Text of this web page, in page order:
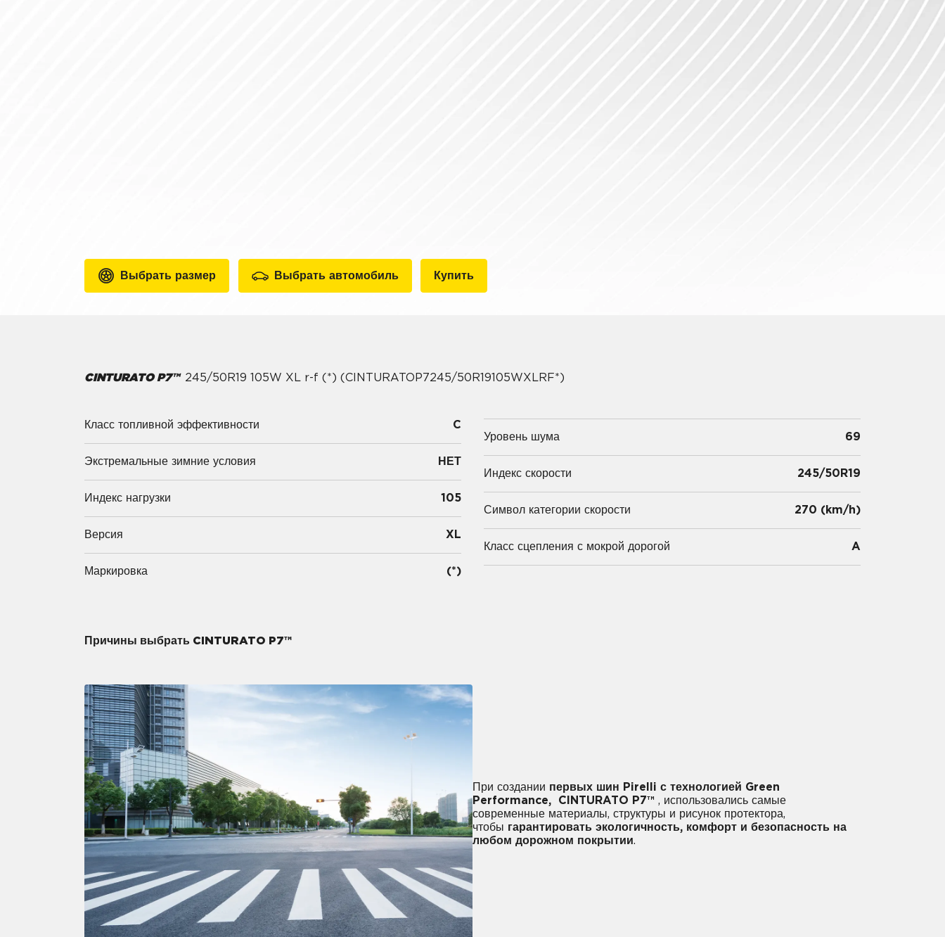
Выбрать размер Выбрать автомобиль Купить
CINTURATO P7™ 245/50R19 105W XL r-f (*) (CINTURATOP7245/50R19105WXLRF*)
Класс топливной эффективности C
Экстремальные зимние условия НЕТ
Индекс нагрузки 105
Версия XL
Маркировка (*)
Уровень шума 69
Индекс скорости 245/50R19
Символ категории скорости 270 (km/h)
Класс сцепления с мокрой дорогой A
Причины выбрать CINTURATO P7™
При создании первых шин Pirelli с технологией Green
Performance, CINTURATO P7™ , использовались самые
современные материалы, структуры и рисунок протектора,
чтобы гарантировать экологичность, комфорт и безопасность на
любом дорожном покрытии.